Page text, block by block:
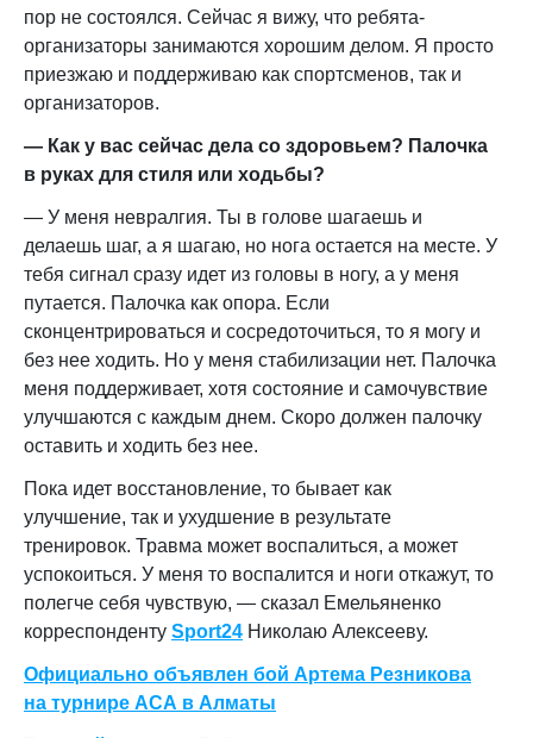
пор не состоялся. Сейчас я вижу, что ребята-
организаторы занимаются хорошим делом. Я просто
приезжаю и поддерживаю как спортсменов, так и
организаторов.
— Как у вас сейчас дела со здоровьем? Палочка
в руках для стиля или ходьбы?
— У меня невралгия. Ты в голове шагаешь и
делаешь шаг, а я шагаю, но нога остается на месте. У
тебя сигнал сразу идет из головы в ногу, а у меня
путается. Палочка как опора. Если
сконцентрироваться и сосредоточиться, то я могу и
без нее ходить. Но у меня стабилизации нет. Палочка
меня поддерживает, хотя состояние и самочувствие
улучшаются с каждым днем. Скоро должен палочку
оставить и ходить без нее.
Пока идет восстановление, то бывает как
улучшение, так и ухудшение в результате
тренировок. Травма может воспалиться, а может
успокоиться. У меня то воспалится и ноги откажут, то
полегче себя чувствую, — сказал Емельяненко
корреспонденту Sport24 Николаю Алексееву.
Официально объявлен бой Артема Резникова
на турнире АСА в Алматы